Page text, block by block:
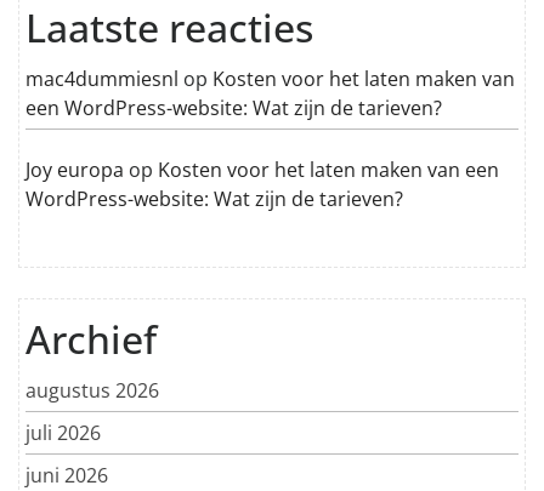
Laatste reacties
mac4dummiesnl op Kosten voor het laten maken van
een WordPress-website: Wat zijn de tarieven?
Joy europa op Kosten voor het laten maken van een
WordPress-website: Wat zijn de tarieven?
Archief
augustus 2026
juli 2026
juni 2026